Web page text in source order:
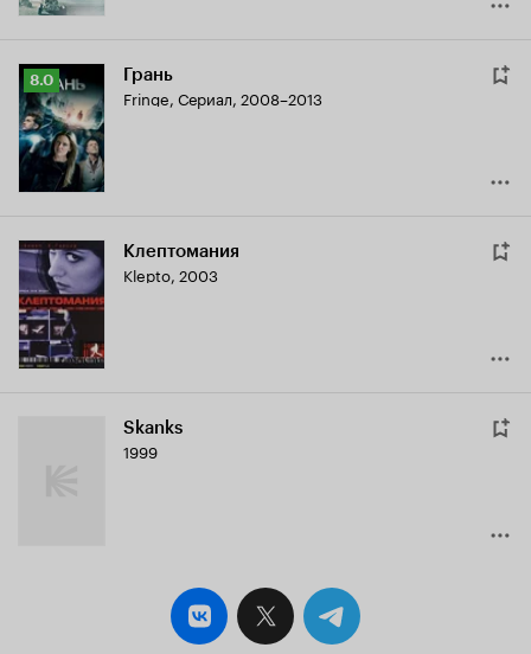
Рейтинг
Кинопоиска
8.0
8.0 Грань
Fringe, Сериал, 2008–2013
Клептомания
Klepto, 2003
Skanks
1999